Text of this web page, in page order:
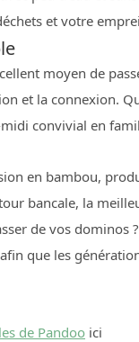
et votre
moyen de
et la connexion.
convivial en
en bambou,
bancale, la
de vos dominos
que les
de Pandoo ici